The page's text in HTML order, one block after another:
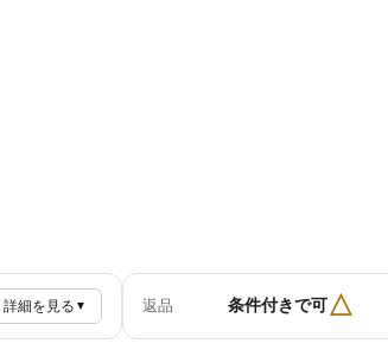
詳細を見る ▼ 返品 条件付きで可△